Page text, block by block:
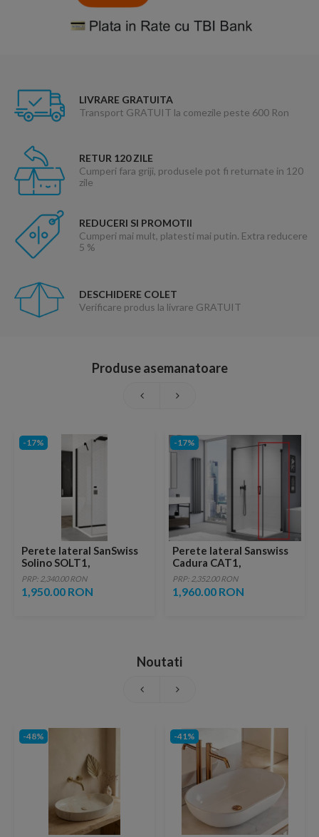
LIVRARE GRATUITA
Transport GRATUIT la comezile peste 600 Ron
RETUR 120 ZILE
Cumperi fara griji, produsele pot fi returnate in 120
zile
REDUCERI SI PROMOTII
Cumperi mai mult, platesti mai putin. Extra reducere
5 %
DESCHIDERE COLET
Verificare produs la livrare GRATUIT
Produse asemanatoare
-17%
Perete lateral SanSwiss
Solino SOLT1,
120xH198,4 cm profil
negru-mat
PRP: 2,340.00 RON
1,950.00 RON
-17%
Perete lateral Sanswiss
Cadura CAT1,
70xH200cm, profil negru
mat
PRP: 2,352.00 RON
1,960.00 RON
Noutati
-48% -41%